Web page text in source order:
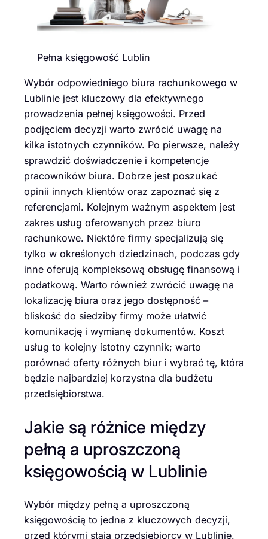
Pełna księgowość Lublin
Wybór odpowiedniego biura rachunkowego w
Lublinie jest kluczowy dla efektywnego
prowadzenia pełnej księgowości. Przed
podjęciem decyzji warto zwrócić uwagę na
kilka istotnych czynników. Po pierwsze, należy
sprawdzić doświadczenie i kompetencje
pracowników biura. Dobrze jest poszukać
opinii innych klientów oraz zapoznać się z
referencjami. Kolejnym ważnym aspektem jest
zakres usług oferowanych przez biuro
rachunkowe. Niektóre firmy specjalizują się
tylko w określonych dziedzinach, podczas gdy
inne oferują kompleksową obsługę finansową i
podatkową. Warto również zwrócić uwagę na
lokalizację biura oraz jego dostępność –
bliskość do siedziby firmy może ułatwić
komunikację i wymianę dokumentów. Koszt
usług to kolejny istotny czynnik; warto
porównać oferty różnych biur i wybrać tę, która
będzie najbardziej korzystna dla budżetu
przedsiębiorstwa.
Jakie są różnice między
pełną a uproszczoną
księgowością w Lublinie
Wybór między pełną a uproszczoną
księgowością to jedna z kluczowych decyzji,
przed którymi stają przedsiębiorcy w Lublinie.